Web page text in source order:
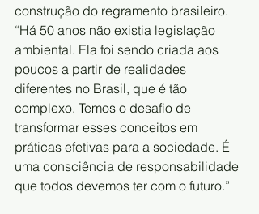
construção do regramento brasileiro.
“Há 50 anos não existia legislação
ambiental. Ela foi sendo criada aos
poucos a partir de realidades
diferentes no Brasil, que é tão
complexo. Temos o desafio de
transformar esses conceitos em
práticas efetivas para a sociedade. É
uma consciência de responsabilidade
que todos devemos ter com o futuro.”